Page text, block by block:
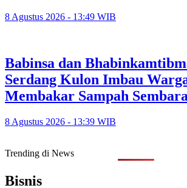
8 Agustus 2026 - 13:49 WIB
Babinsa dan
Serdang Kulon Imbau
Membakar Sampah
8 Agustus 2026 - 13:39 WIB
Trending di News
Bisnis